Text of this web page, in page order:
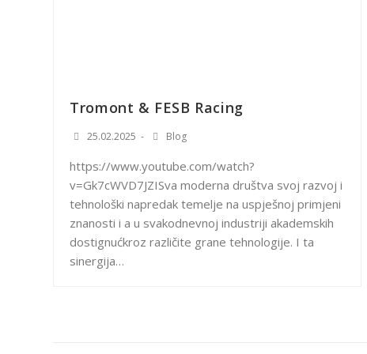
Tromont & FESB Racing
25.02.2025 Blog
https://www.youtube.com/watch?
v=Gk7cWVD7JZISva moderna društva svoj razvoj i
tehnološki napredak temelje na uspješnoj primjeni
znanosti i a u svakodnevnoj industriji akademskih
dostignućkroz različite grane tehnologije. I ta
sinergija…